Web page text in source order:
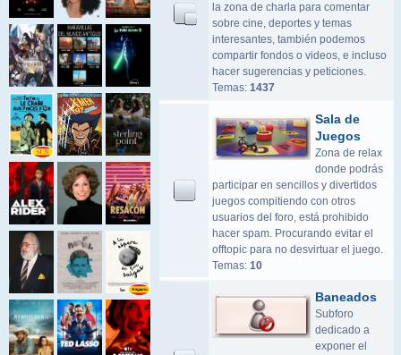
la zona de charla para comentar
sobre cine, deportes y temas
interesantes, también podemos
compartir fondos o videos, e incluso
hacer sugerencias y peticiones.
Temas: 1437
Sala de
Juegos
Zona de relax
donde podrás
participar en sencillos y divertidos
juegos compitiendo con otros
usuarios del foro, está prohibido
hacer spam. Procurando evitar el
offtopic para no desvirtuar el juego.
Temas: 10
Baneados
Subforo
dedicado a
exponer el